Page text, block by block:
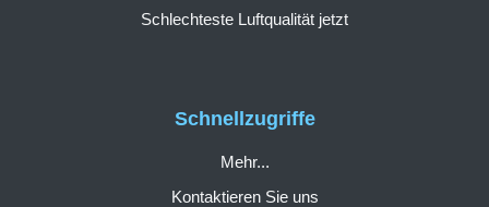
Schnellzugriffe
Mehr...
Kontaktieren Sie uns
Schlechteste Luftqualität jetzt